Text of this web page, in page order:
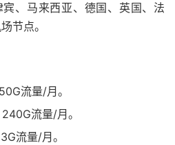
、马来西亚、德国、英国、法
节点。
流量/月。
流量/月。
流量/月。